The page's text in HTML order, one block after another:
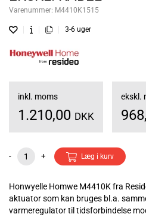
Varenummer: M4410K1515
3-6 uger
inkl. moms
1.210,00 DKK
ekskl.
- + Læg i kurv
Honwyelle Homwe M4410K fra
aktuator som kan bruges bl.a.
varmeregulator til tidsforbindelse